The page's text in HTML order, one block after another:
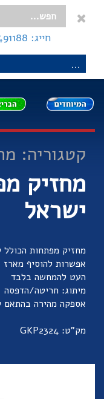
חייג: 03-5491188
קטגוריה:
מחזיק
ישראל
מחזיק מפתחות
אפשרות להוסיף
העט להמחשה בלבד
מיתוג: חריטה/הדפסה
אספקה מהירה בהתאם
מק"ט: GKP2324